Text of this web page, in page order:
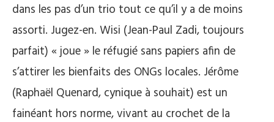
dans les pas d’un trio tout ce qu’il y a de moins
assorti. Jugez-en. Wisi (Jean-Paul Zadi, toujours
parfait) « joue » le réfugié sans papiers afin de
s’attirer les bienfaits des ONGs locales. Jérôme
(Raphaël Quenard, cynique à souhait) est un
fainéant hors norme, vivant au crochet de la